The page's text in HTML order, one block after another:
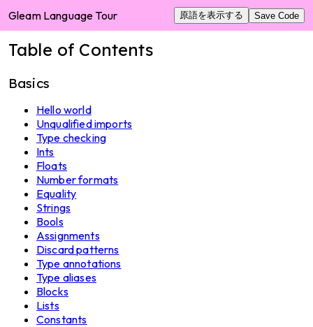
Gleam Language Tour 原語を表示する Save Code
Table of Contents
Basics
Hello world
Unqualified imports
Type checking
Ints
Floats
Number formats
Equality
Strings
Bools
Assignments
Discard patterns
Type annotations
Type aliases
Blocks
Lists
Constants